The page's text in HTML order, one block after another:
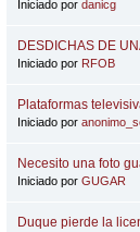
Iniciado por danicg
DESDICHAS DE
Iniciado por RFOB
Plataformas
Iniciado por
Necesito una foto
Iniciado por GUGAR
Duque pierde la